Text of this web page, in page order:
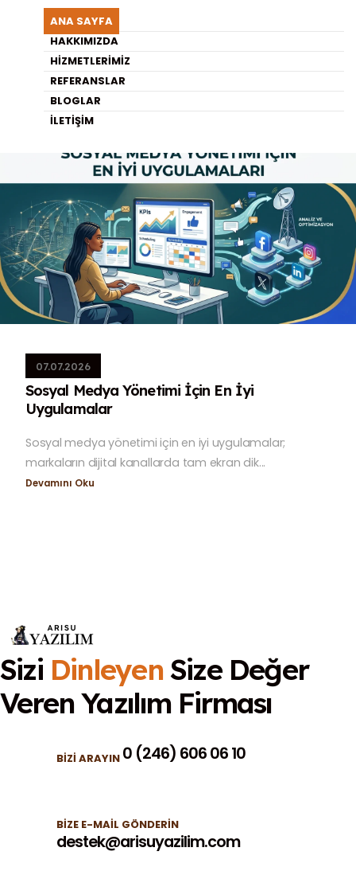
ANA SAYFA
HAKKIMIZDA
HIZMETLERIMIZ
REFERANSLAR
BLOGLAR
İLETIŞIM
"Hedef-Kitle-Etkileşim-
Artırma" Etiketi
07.07.2026
Sosyal Medya Yönetimi İçin En İyi
Uygulamalar
Sosyal medya yönetimi için en iyi uygulamalar;
markaların dijital kanallarda tam ekran dik...
Devamını Oku
Sizi DinleyenSize Değer
VerenYazılım Firması
BIZI ARAYIN 0 (246) 606 06 10
BIZE E-MAIL GÖNDERIN
destek@arisuyazilim.com